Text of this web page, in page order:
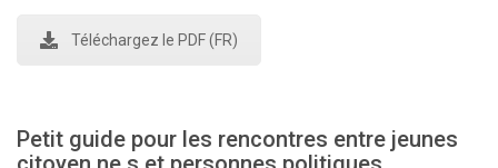
Téléchargez le PDF (FR)
Petit guide pour les rencontres entre jeunes